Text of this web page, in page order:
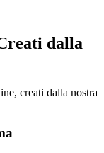
dalla
creati dalla nostra